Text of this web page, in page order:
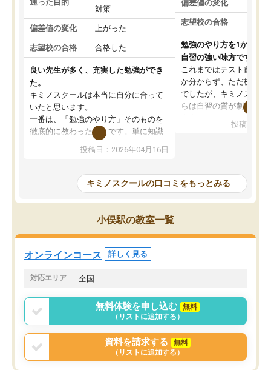
通った目的
対策
偏差値の変化 上がった
志望校の合格 合格した
良い先生が多く、充実した勉強ができ
た。
キミノスクールは本当に自分に合って
いたと思います。
一番は、「勉強のやり方」そのものを
徹底的に教わったことです。単に知識
を詰め込むのではなく、自学自習の習
慣が身につくよう並走してくれるの
はなくなりました。
講師の方との距離も近く、親身なコー
チングのおかげで、停滞期もモチベー
ションを維持できました。「やらされ
る勉強」から「目標のための勉強」へ
意識が変わったことが、目標校への合
投稿日：2026年04月16日
偏差値の変化
志望校の合格
勉強のやり方を1から教
自習の強い味方です。
これまではテスト前に何
か分からず、ただ机に座
でしたが、キミノスクー
らは自習の質が劇的に変
を明確にしてくれるの
の仕方をコーチングして
ルなので、家での学習習
身につきました。結果と
た。自分から学ぶ姿勢を
投稿日：
キミノスクールの口コミをもっとみる
小俣駅の教室一覧
オンラインコース 詳しく見る
対応エリア 全国
無料体験を申し込む
無料
（リストに追加する）
資料を請求する
無料
（リストに追加する）